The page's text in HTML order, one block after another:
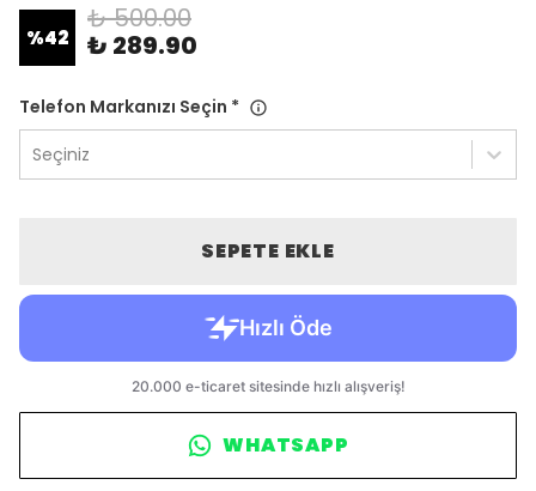
%42
₺ 500.00
₺ 289.90
Telefon Markanızı Seçin *
Seçiniz
SEPETE EKLE
WHATSAPP